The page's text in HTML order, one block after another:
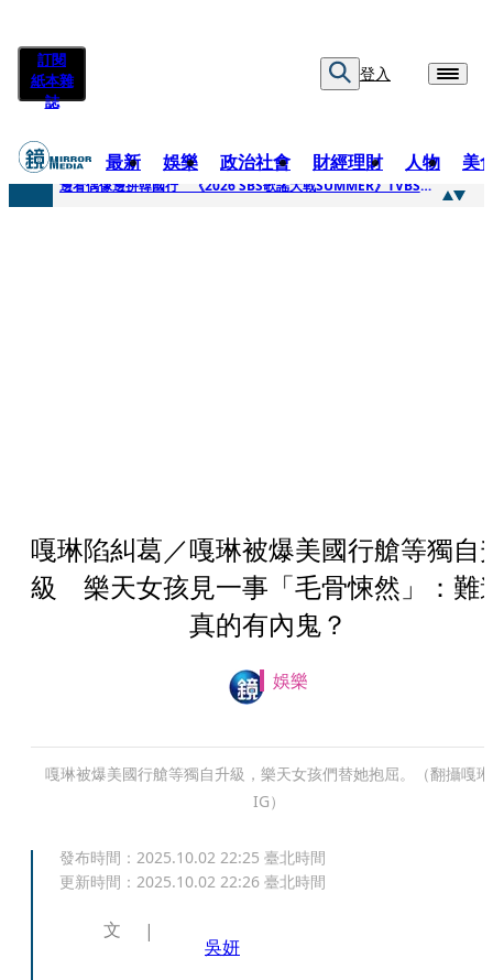
訂閱
紙本雜
誌
登入
最新 娛樂 政治社會 財經理財 人物 美
快訊
邊看偶像邊拚韓國行 《2026 SBS歌謠大戰SUMMER》TVBS直播祭追星福利
嘎琳陷糾葛／嘎琳被爆美國行艙等獨自
級 樂天女孩見一事「毛骨悚然」：難
真的有內鬼？
娛樂
嘎琳被爆美國行艙等獨自升級，樂天女孩們替她抱屈。（翻攝嘎琳
IG）
發布時間： 2025.10.02 22:25 臺北時間
更新時間： 2025.10.02 22:26 臺北時間
文
吳妍